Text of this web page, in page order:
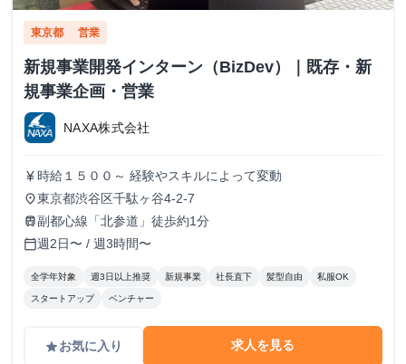
東京都 営業
新規事業開発インターン（BizDev）｜既存・新
規事業企画・営業
NAXA株式会社
currency_yen 時給１５００～ 経験やスキルによって変動
place東京都渋谷区千駄ヶ谷4-2-7
train副都心線「北参道」徒歩約1分
calendar_today週2日〜 / 週3時間〜
全学年対象 週3日以上推奨 新規事業 社長直下 髪型自由 私服OK
スタートアップ ベンチャー
gradeお気に入り 求人を見る